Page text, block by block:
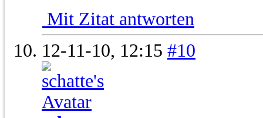
Mit Zitat antworten
12-11-10, 12:15 #10